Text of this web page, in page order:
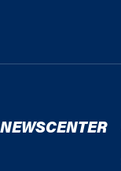
NEWSCENTER